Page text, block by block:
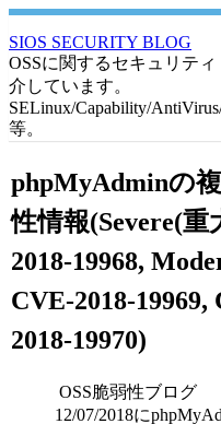
SIOS SECURITY BLOG
OSSに関するセキュリテ
介しています。
SELinux/Capability/
等。
phpMyAdminの
性情報(Severe(重
2018-19968,
CVE-2018-19969,
2018-19970)
OSS脆弱性ブログ
12/07/2018に